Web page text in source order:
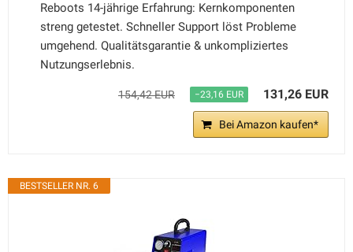
Reboots 14-jährige Erfahrung: Kernkomponenten
streng getestet. Schneller Support löst Probleme
umgehend. Qualitätsgarantie & unkompliziertes
Nutzungserlebnis.
154,42 EUR −23,16 EUR 131,26 EUR
Bei Amazon kaufen*
BESTSELLER NR. 6